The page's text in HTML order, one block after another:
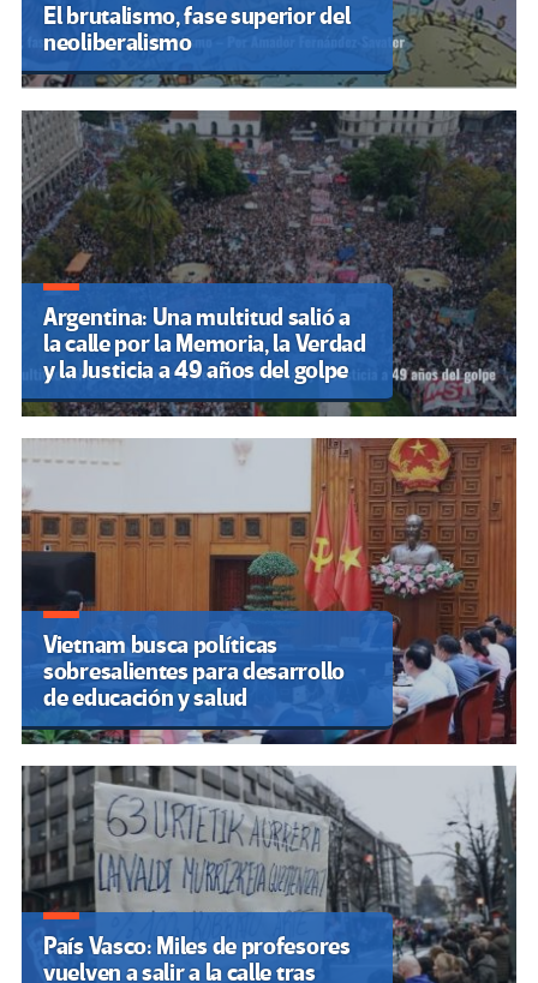
El brutalismo, fase superior del
neoliberalismo
Argentina: Una multitud salió a
la calle por la Memoria, la Verdad
y la Justicia a 49 años del golpe
Vietnam busca políticas
sobresalientes para desarrollo
de educación y salud
País Vasco: Miles de profesores
vuelven a salir a la calle tras